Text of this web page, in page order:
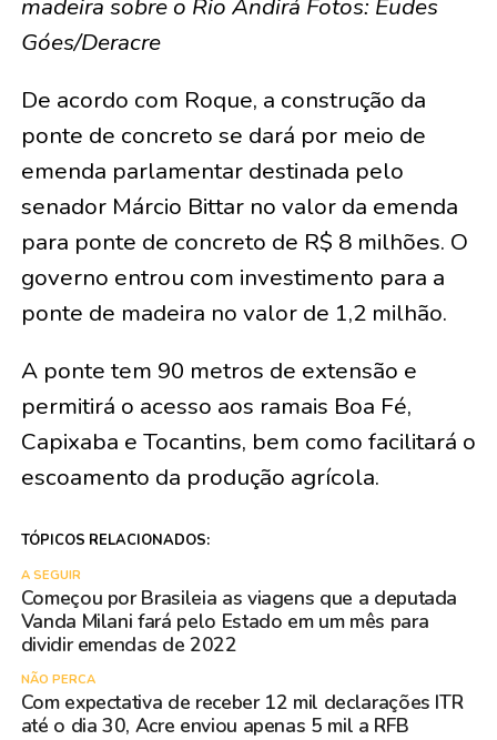
madeira sobre o Rio Andirá Fotos: Eudes
Góes/Deracre
De acordo com Roque, a construção da
ponte de concreto se dará por meio de
emenda parlamentar destinada pelo
senador Márcio Bittar no valor da emenda
para ponte de concreto de R$ 8 milhões. O
governo entrou com investimento para a
ponte de madeira no valor de 1,2 milhão.
A ponte tem 90 metros de extensão e
permitirá o acesso aos ramais Boa Fé,
Capixaba e Tocantins, bem como facilitará o
escoamento da produção agrícola.
TÓPICOS RELACIONADOS:
A SEGUIR
Começou por Brasileia as viagens que a deputada
Vanda Milani fará pelo Estado em um mês para
dividir emendas de 2022
NÃO PERCA
Com expectativa de receber 12 mil declarações ITR
até o dia 30, Acre enviou apenas 5 mil a RFB